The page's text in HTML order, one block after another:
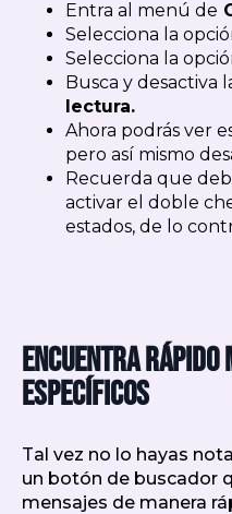
Entra al menú de
Selecciona la
Selecciona la
Busca y desactiva
lectura.
Ahora podrás ver
pero así mismo
Recuerda que
activar el doble
estados, de lo
Encuentra rápido
específicos
Tal vez no lo hayas
un botón de buscador
mensajes de manera